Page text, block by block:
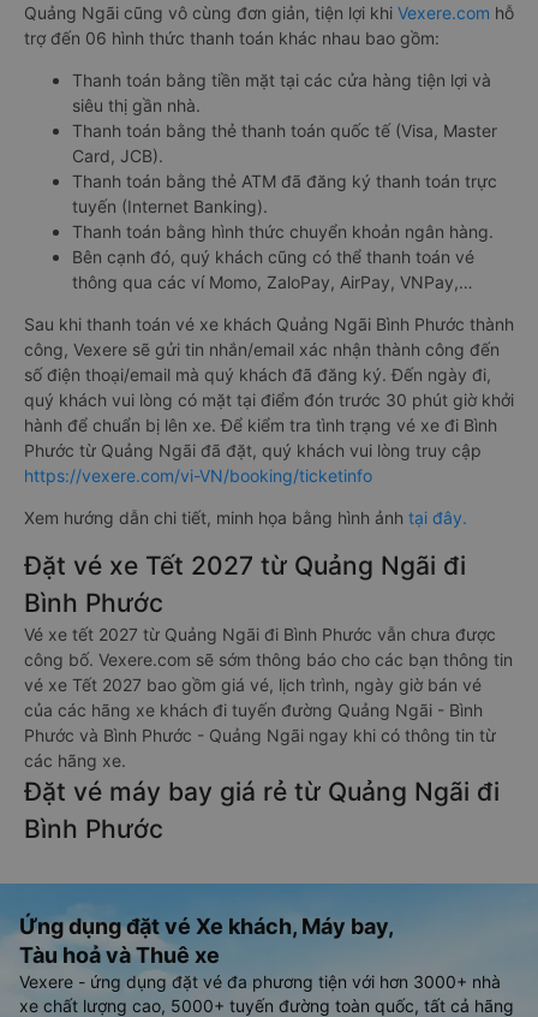
Quảng Ngãi cũng vô cùng đơn giản, tiện lợi khi Vexere.com hỗ
trợ đến 06 hình thức thanh toán khác nhau bao gồm:
Thanh toán bằng tiền mặt tại các cửa hàng tiện lợi và
siêu thị gần nhà.
Thanh toán bằng thẻ thanh toán quốc tế (Visa, Master
Card, JCB).
Thanh toán bằng thẻ ATM đã đăng ký thanh toán trực
tuyến (Internet Banking).
Thanh toán bằng hình thức chuyển khoản ngân hàng.
Bên cạnh đó, quý khách cũng có thể thanh toán vé
thông qua các ví Momo, ZaloPay, AirPay, VNPay,…
Sau khi thanh toán vé xe khách Quảng Ngãi Bình Phước thành
công, Vexere sẽ gửi tin nhắn/email xác nhận thành công đến
số điện thoại/email mà quý khách đã đăng ký. Đến ngày đi,
quý khách vui lòng có mặt tại điểm đón trước 30 phút giờ khởi
hành để chuẩn bị lên xe. Để kiểm tra tình trạng vé xe đi Bình
Phước từ Quảng Ngãi đã đặt, quý khách vui lòng truy cập
https://vexere.com/vi-VN/booking/ticketinfo
Xem hướng dẫn chi tiết, minh họa bằng hình ảnh tại đây.
Đặt vé xe Tết 2027 từ Quảng Ngãi đi
Bình Phước
Vé xe tết 2027 từ Quảng Ngãi đi Bình Phước vẫn chưa được
công bố. Vexere.com sẽ sớm thông báo cho các bạn thông tin
vé xe Tết 2027 bao gồm giá vé, lịch trình, ngày giờ bán vé
của các hãng xe khách đi tuyến đường Quảng Ngãi - Bình
Phước và Bình Phước - Quảng Ngãi ngay khi có thông tin từ
các hãng xe.
Đặt vé máy bay giá rẻ từ Quảng Ngãi đi
Bình Phước
Ứng dụng đặt vé Xe khách, Máy bay,
Tàu hoả và Thuê xe
Vexere - ứng dụng đặt vé đa phương tiện với hơn 3000+ nhà
xe chất lượng cao, 5000+ tuyến đường toàn quốc, tất cả hãng